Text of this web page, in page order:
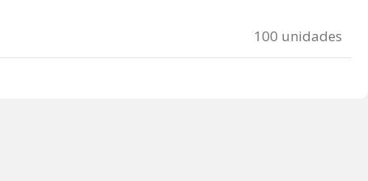
100 unidades